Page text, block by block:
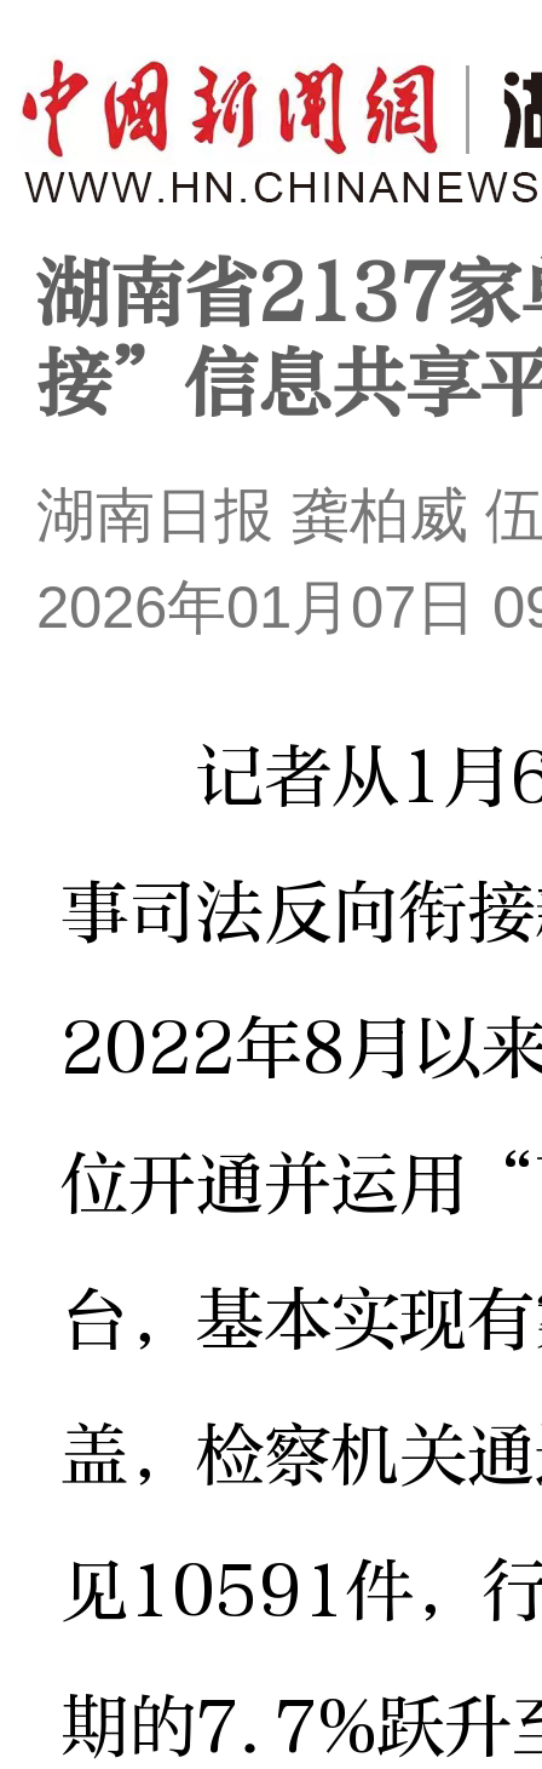
湖南省2137
接”信息共享
湖南日报 龚柏威
2026年01月07日
记者从1月6
事司法反向衔
2022年8月以
位开通并运用
台，基本实现
盖，检察机关
见10591件，
期的7.7%跃